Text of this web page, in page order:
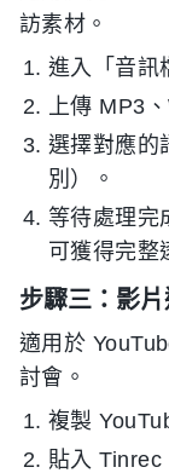
訪素材。
進入「音訊
上傳 MP3
選擇對應的
別）。
等待處理完
可獲得完整
步驟三：影片
適用於
討會。
複製
貼入 Tinrec